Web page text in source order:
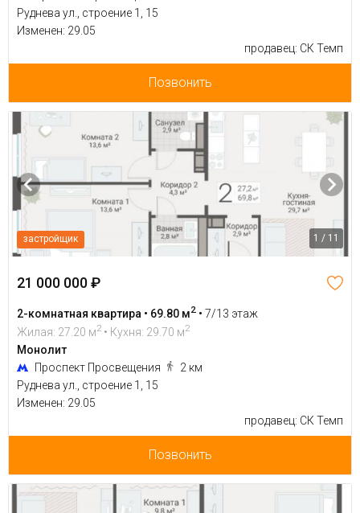
Руднева ул., строение 1, 15
Изменен: 29.05
продавец: СК Темп
Позвонить
застройщик 1 / 11
21 000 000 ₽
2-комнатная квартира • 69.80 м2 • 7/13 этаж
Жилая: 27.20 м2 • Кухня: 29.70 м2
Монолит
Проспект Просвещения
2 км
Руднева ул., строение 1, 15
Изменен: 29.05
продавец: СК Темп
Позвонить